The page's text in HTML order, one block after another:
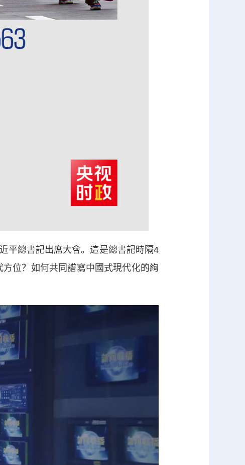
總書記出席大會。這是總書記時隔4
位？如何共同譜寫中國式現代化的絢